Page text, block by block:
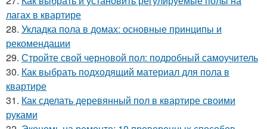
лагах в квартире
28. Укладка пола в домах: основные принципы и
рекомендации
29. Стройте свой черновой пол: подробный самоучитель
30. Как выбрать подходящий материал для пола в
квартире
31. Как сделать деревянный пол в квартире своими
руками